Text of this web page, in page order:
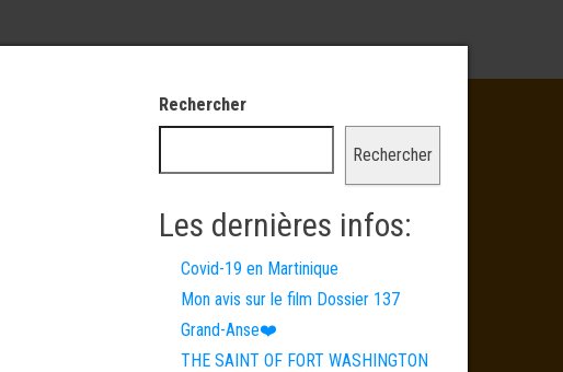
Rechercher
Rechercher
Les dernières infos:
Covid-19 en Martinique
Mon avis sur le film Dossier 137
Grand-Anse❤️
THE SAINT OF FORT WASHINGTON